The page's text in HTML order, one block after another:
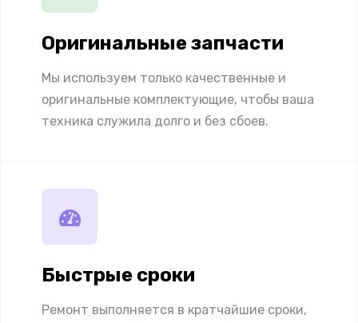
Оригинальные запчасти
Мы используем только качественные и
оригинальные комплектующие, чтобы ваша
техника служила долго и без сбоев.
Быстрые сроки
Ремонт выполняется в кратчайшие сроки,